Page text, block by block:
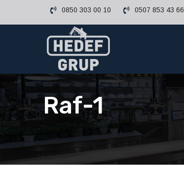
0850 303 00 10 0507 853 43 66
Raf-1